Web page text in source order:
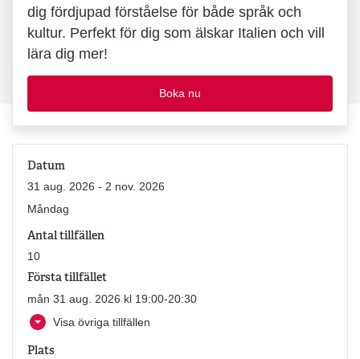
dig fördjupad förståelse för både språk och
kultur. Perfekt för dig som älskar Italien och vill
lära dig mer!
Boka nu
Datum
31 aug. 2026 - 2 nov. 2026
Måndag
Antal tillfällen
10
Första tillfället
mån 31 aug. 2026 kl 19:00-20:30
Visa övriga tillfällen
Plats